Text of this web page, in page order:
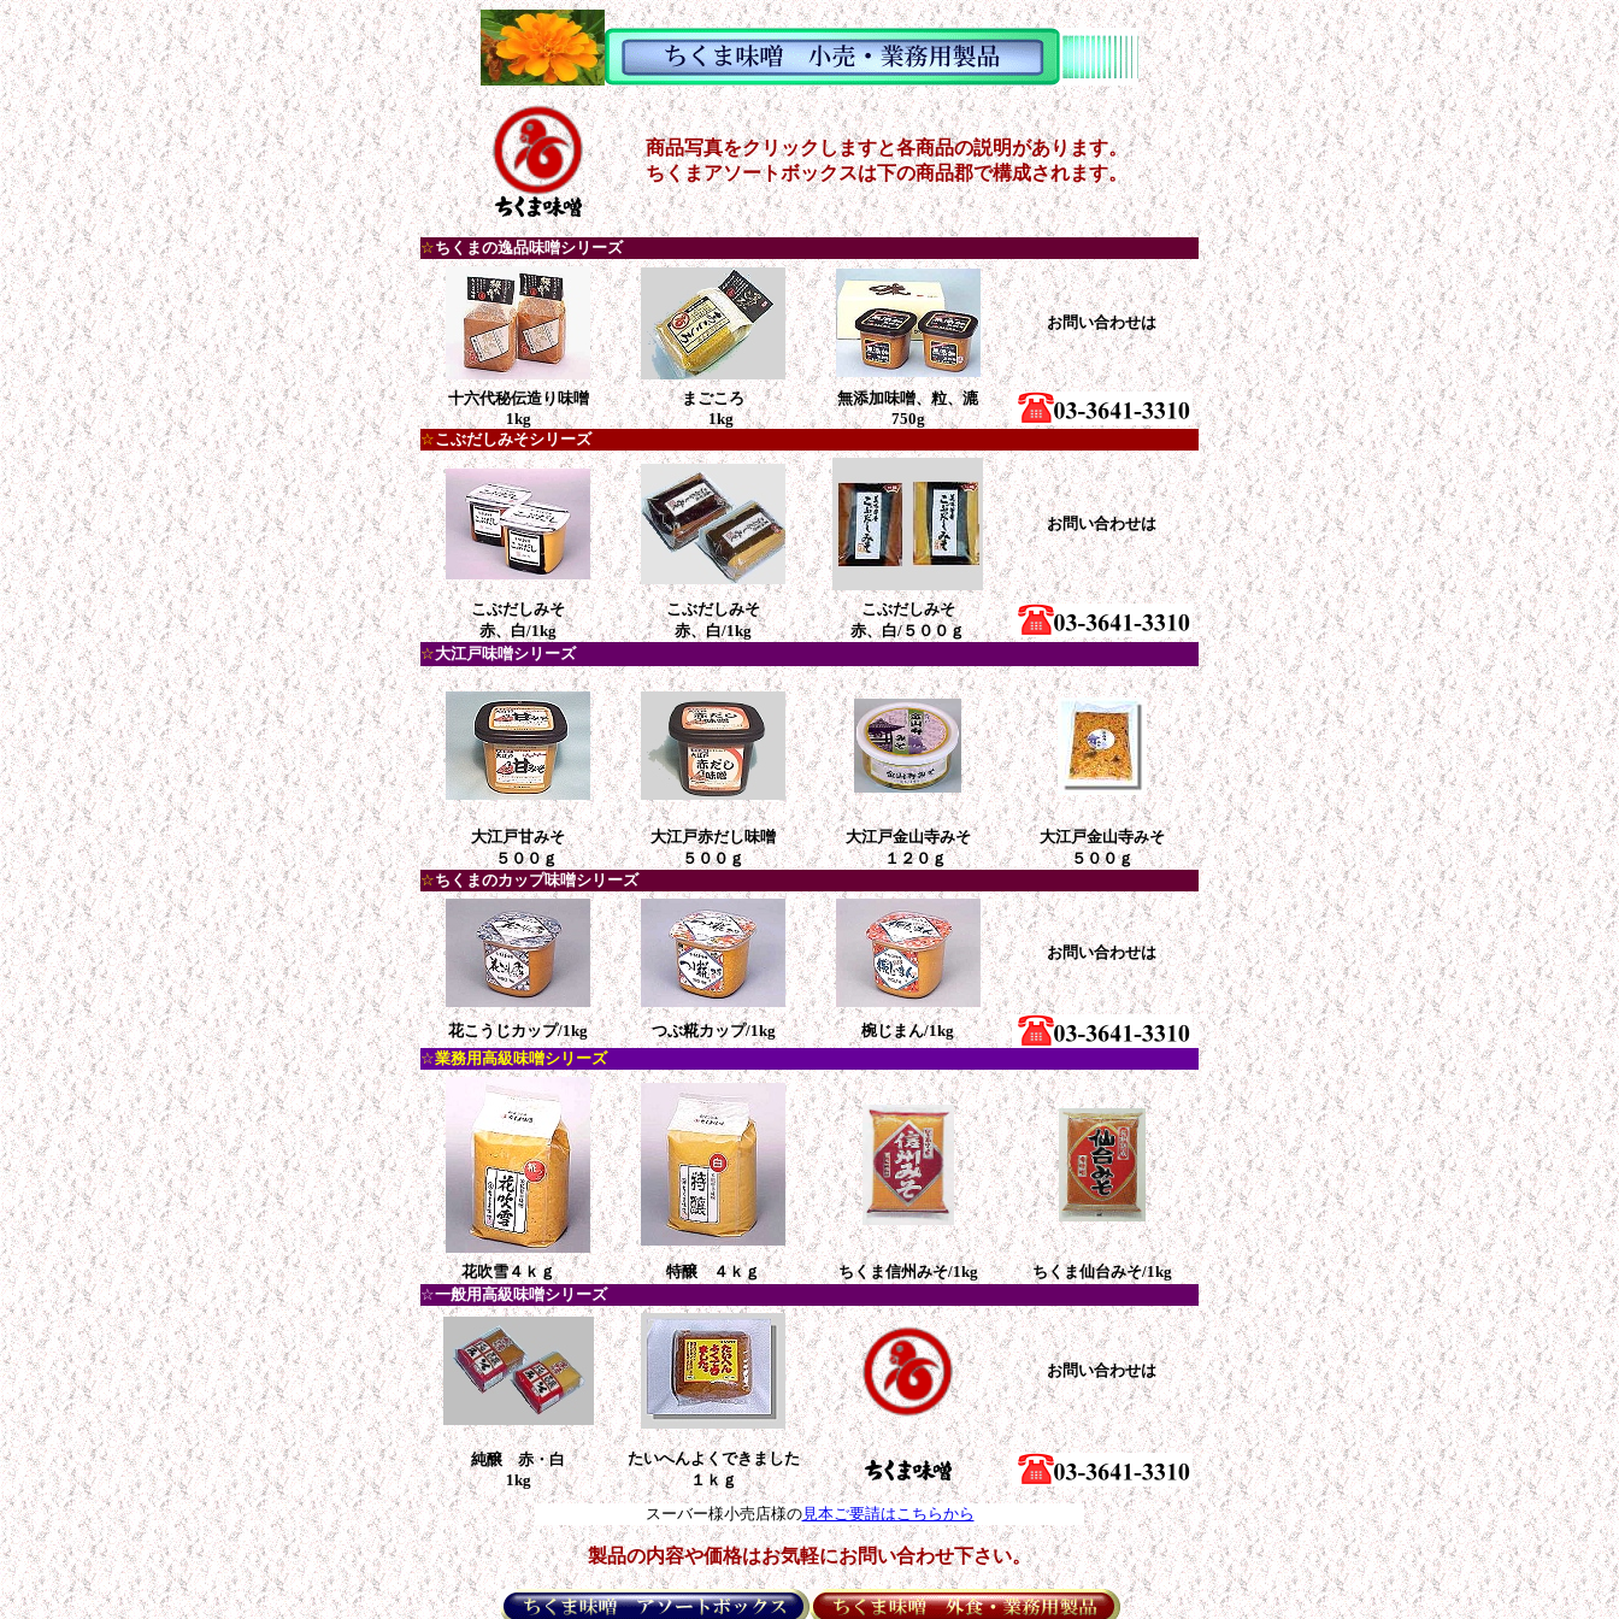
商品写真をクリックしますと各商品の説明があります。
ちくまアソートボックスは下の商品郡で構成されます。
☆ちくまの逸品味噌シリーズ
お問い合わせは
十六代秘伝造り味噌
1kg
まごころ
1kg
無添加味噌、粒、漉
750g
☆こぶだしみそシリーズ
お問い合わせは
こぶだしみそ
赤、白/1kg
こぶだしみそ
赤、白/1kg
こぶだしみそ
赤、白/５００ｇ
☆大江戸味噌シリーズ
大江戸甘みそ
５００ｇ
大江戸赤だし味噌
５００ｇ
大江戸金山寺みそ
１２０ｇ
大江戸金山寺みそ
５００ｇ
☆ちくまのカップ味噌シリーズ
お問い合わせは
花こうじカップ/1kg つぶ糀カップ/1kg
椀じまん/1kg
☆業務用高級味噌シリーズ
花吹雪４ｋｇ 特醸 ４ｋｇ ちくま信州みそ/1kg
ちくま仙台みそ/1kg
☆一般用高級味噌シリーズ
お問い合わせは
純醸 赤・白
1kg
たいへんよくできました
１ｋｇ
スーバー様小売店様の見本ご要請はこちらから
製品の内容や価格はお気軽にお問い合わせ下さい。